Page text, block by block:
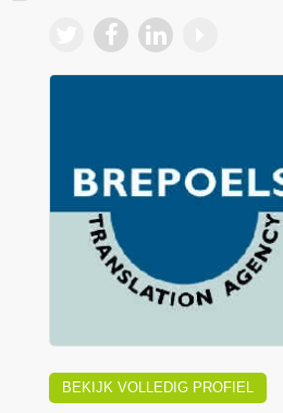
BEKIJK VOLLEDIG PROFIEL